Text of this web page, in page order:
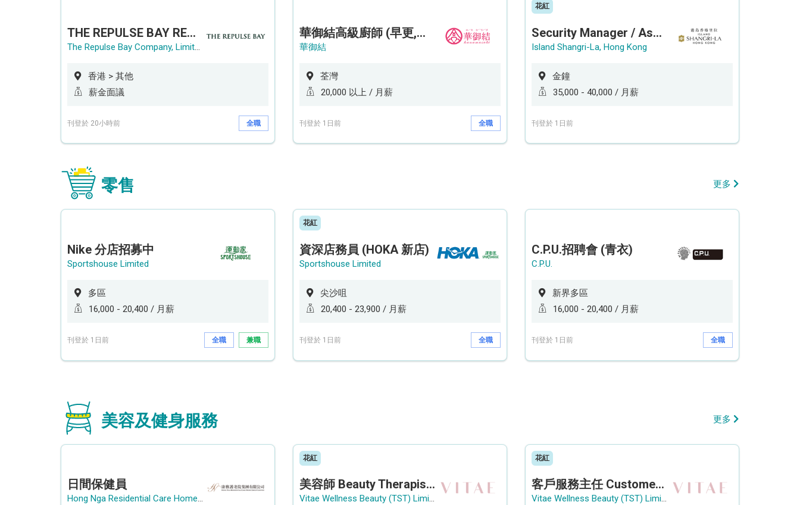
THE REPULSE BAY RECRUITMENT DAY 淺水灣影灣園人才招聘會
The Repulse Bay Company, Limited
香港 > 其他
薪金面議
刊登於 20小時前 全職
華御結高級廚師 (早更,中央廚房)*底薪可達20k* (5天工作週)
華御結
荃灣
20,000 以上 / 月薪
刊登於 1日前 全職
花紅
Security Manager / Assistant Security Manager
Island Shangri-La, Hong Kong
金鐘
35,000 - 40,000 / 月薪
刊登於 1日前
零售 更多
Nike 分店招募中
Sportshouse Limited
多區
16,000 - 20,400 / 月薪
刊登於 1日前 全職 兼職
花紅
資深店務員 (HOKA 新店)
Sportshouse Limited
尖沙咀
20,400 - 23,900 / 月薪
刊登於 1日前 全職
C.P.U.招聘會 (青衣)
C.P.U.
新界多區
16,000 - 20,400 / 月薪
刊登於 1日前 全職
美容及健身服務 更多
日間保健員
Hong Nga Residential Care Home Group Limited
花紅
美容師 Beauty Therapist (銅鑼灣 / 尖沙咀)
Vitae Wellness Beauty (TST) Limited
花紅
客戶服務主任 Customer Service Officer (銅鑼灣)
Vitae Wellness Beauty (TST) Limited